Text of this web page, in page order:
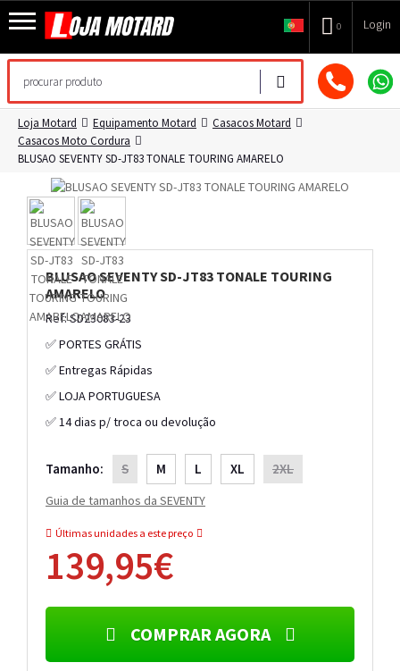
0 Login
Loja Motard Equipamento Motard
Casacos Motard
Casacos Moto Cordura
BLUSAO SEVENTY SD-JT83 TONALE TOURING AMARELO
BLUSAO SEVENTY SD-JT83 TONALE TOURING
AMARELO
Ref: SD23083-23
✅ PORTES GRÁTIS
✅ Entregas Rápidas
✅ LOJA PORTUGUESA
✅ 14 dias p/ troca ou devolução
Tamanho: S M L XL 2XL
Guia de tamanhos da SEVENTY
Últimas unidades a este preço
139,95€
COMPRAR AGORA